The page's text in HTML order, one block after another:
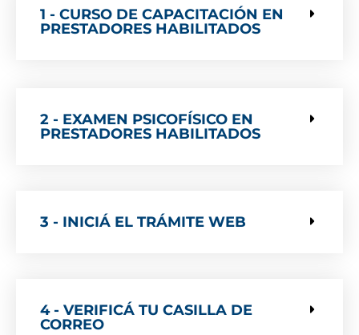
1 - CURSO DE CAPACITACIÓN EN
PRESTADORES HABILITADOS
2 - EXAMEN PSICOFÍSICO EN
PRESTADORES HABILITADOS
3 - INICIÁ EL TRÁMITE WEB
4 - VERIFICÁ TU CASILLA DE
CORREO